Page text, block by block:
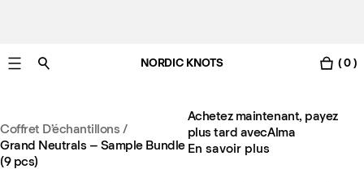
NORDIC KNOTS ( 0 )
Coffret D’échantillons /
Grand Neutrals – Sample Bundle
(9 pcs)
Achetez maintenant, payez
plus tard avecAlma
En savoir plus